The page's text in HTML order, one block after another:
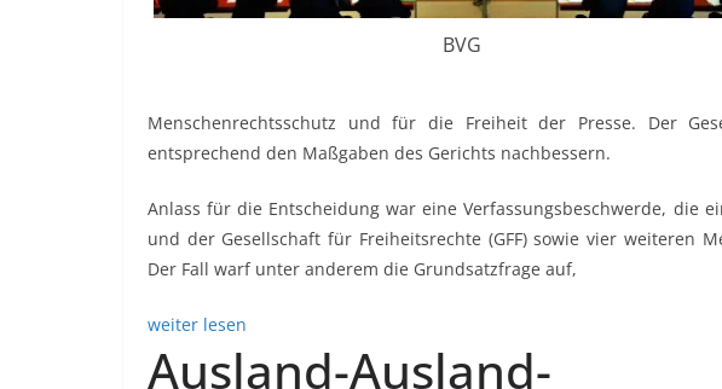
BVG
Menschenrechtsschutz und für die Freiheit der Presse. Der
entsprechend den Maßgaben des Gerichts nachbessern.
Anlass für die Entscheidung war eine Verfassungsbeschwerde, die
und der Gesellschaft für Freiheitsrechte (GFF) sowie vier weiteren
Der Fall warf unter anderem die Grundsatzfrage auf,
weiter lesen
Ausland-Ausland-